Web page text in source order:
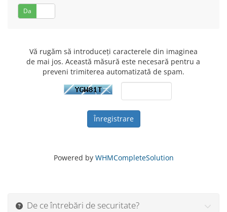
Da
Vă rugăm să introduceți caracterele din imaginea
de mai jos. Această măsură este necesară pentru a
preveni trimiterea automatizată de spam.
Powered by WHMCompleteSolution
De ce întrebări de securitate?